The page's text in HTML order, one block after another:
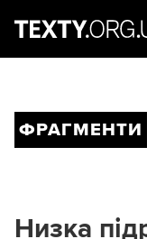
ФРАГМЕНТИ
Низка